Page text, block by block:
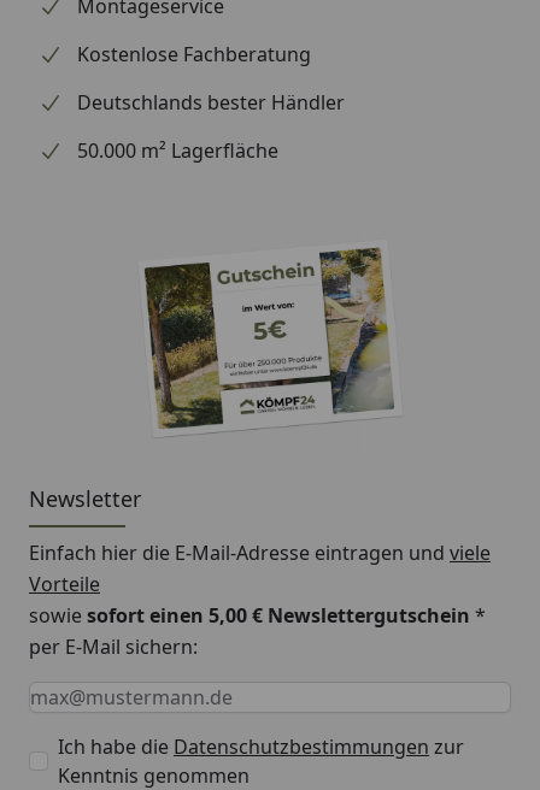
Informationen zu dem Ersatzteil geben. Es dient
lediglich dem Austausch des defekten oder fehlenden
Montageservice
Kostenlose Fachberatung
Deutschlands bester Händler
50.000 m² Lagerfläche
Newsletter
Einfach hier die E-Mail-Adresse eintragen und viele
Vorteile
sowiesofort einen 5,00 € Newslettergutschein *
per E-Mail sichern:
Keine Eingabe erforderlich
Eingabe erforderlich
E-Mail *
Ich habe die Datenschutzbestimmungen zur
Kenntnis genommen